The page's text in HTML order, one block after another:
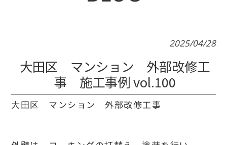
2025/04/28
大田区 マンション 外部改修工
事 施工事例 vol.100
大田区 マンション 外部改修工事